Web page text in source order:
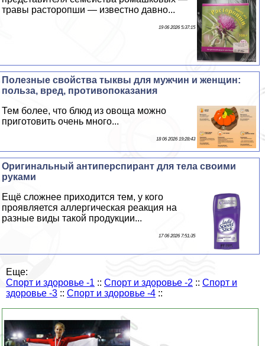
травы расторопши — известно давно...
19 06 2026 5:37:15
Полезные свойства тыквы для мужчин и женщин:
польза, вред, противопоказания
Тем более, что блюд из овоща можно
приготовить очень много...
18 06 2026 19:28:43
Оригинальный антиперспирант для тела своими
руками
Ещё сложнее приходится тем, у кого
проявляется аллергическая реакция на
разные виды такой продукции...
17 06 2026 7:51:35
Еще:
Спорт и здоровье -1 :: Спорт и здоровье -2 :: Спорт и
здоровье -3 :: Спорт и здоровье -4 ::